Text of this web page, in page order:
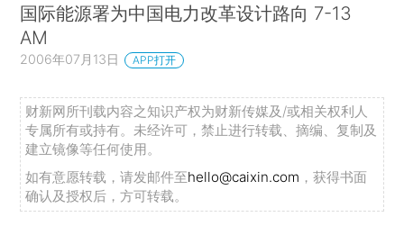
国际能源署为中国电力改革设计路向 7-13
AM
2006年07月13日 APP打开
财新网所刊载内容之知识产权为财新传媒及/或相关权利人
专属所有或持有。未经许可，禁止进行转载、摘编、复制及
建立镜像等任何使用。
如有意愿转载，请发邮件至hello@caixin.com ，获得书面
确认及授权后，方可转载。